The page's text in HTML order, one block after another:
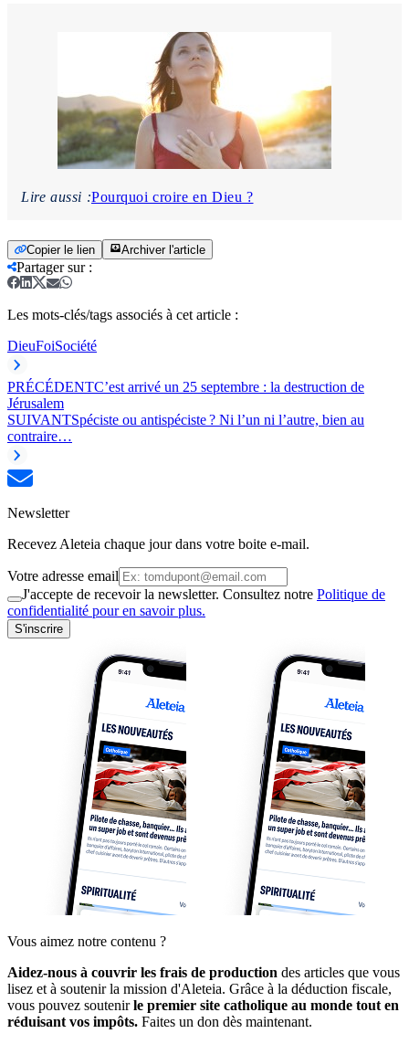
Lire aussi :Pourquoi croire en Dieu ?
Copier le lien Archiver l'article
Partager sur:
Les mots-clés/tags associés à cet article :
DieuFoiSociété
PRÉCÉDENTC’est arrivé un 25 septembre : la destruction de
Jérusalem
SUIVANTSpéciste ou antispéciste ? Ni l’un ni l’autre, bien au
contraire…
Newsletter
Recevez Aleteia chaque jour dans votre boite e-mail.
Votre adresse email
J'accepte de recevoir la newsletter. Consultez notre Politique de
confidentialité pour en savoir plus.
S'inscrire
Vous aimez notre contenu ?
Aidez-nous à couvrir les frais de production des articles que vous
lisez et à soutenir la mission d'Aleteia. Grâce à la déduction fiscale,
vous pouvez soutenirle premier site catholique au monde tout en
réduisant vos impôts. Faites un don dès maintenant.